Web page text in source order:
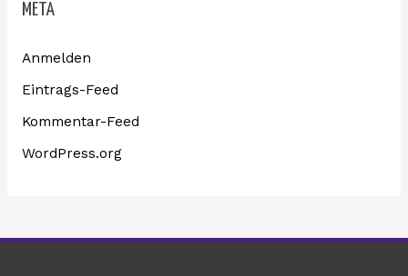
META
Anmelden
Eintrags-Feed
Kommentar-Feed
WordPress.org